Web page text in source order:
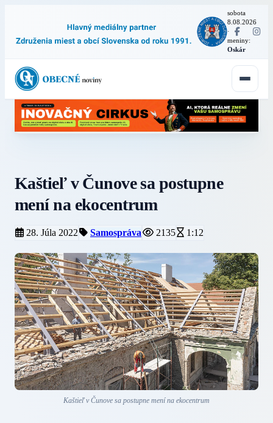
sobota
8.08.2026
·
meniny:
Oskár
Kaštieľ v Čunove sa postupne
mení na ekocentrum
28. Júla 2022 Samospráva 2135 1:12
Kaštieľ v Čunove sa postupne mení na ekocentrum